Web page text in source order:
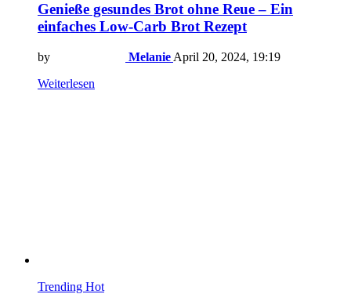
Genieße gesundes Brot ohne Reue – Ein
einfaches Low-Carb Brot Rezept
by Melanie April 20, 2024, 19:19
Weiterlesen
Trending Hot